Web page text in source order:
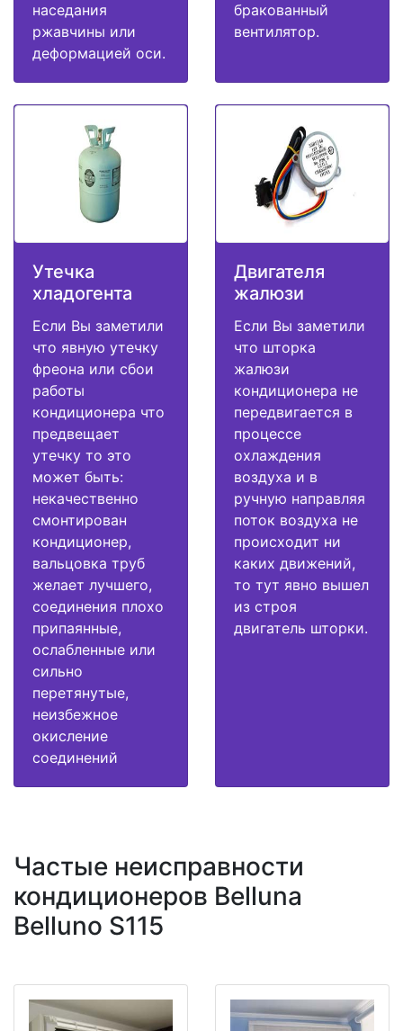
наседания
ржавчины или
деформацией оси.
бракованный
вентилятор.
Утечка
хладогента
Если Вы заметили
что явную утечку
фреона или сбои
работы
кондиционера что
предвещает
утечку то это
может быть:
некачественно
смонтирован
кондиционер,
вальцовка труб
желает лучшего,
соединения плохо
припаянные,
ослабленные или
сильно
перетянутые,
неизбежное
окисление
соединений
Двигателя
жалюзи
Если Вы заметили
что шторка
жалюзи
кондиционера не
передвигается в
процессе
охлаждения
воздуха и в
ручную направляя
поток воздуха не
происходит ни
каких движений,
то тут явно вышел
из строя
двигатель шторки.
Частые неисправности
кондиционеров Belluna
Belluno S115